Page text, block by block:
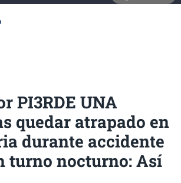
PI3RDE UNA
quedar atrapado en
durante accidente
turno nocturno: Así